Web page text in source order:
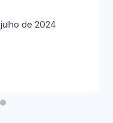
de 2024